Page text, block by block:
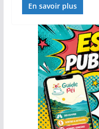
En savoir plus